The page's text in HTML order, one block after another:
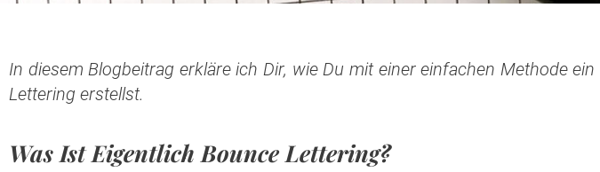
In diesem Blogbeitrag erkläre ich Dir, wie Du mit einer einfachen Methode ein
Lettering erstellst.
Was Ist Eigentlich Bounce Lettering?